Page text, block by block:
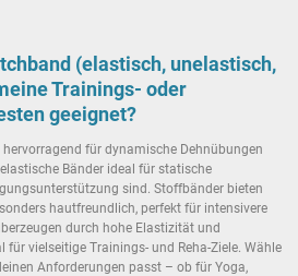
(elastisch, unelastisch,
Trainings- oder
geeignet?
für dynamische Dehnübungen
Bänder ideal für statische
sind. Stoffbänder bieten
hautfreundlich, perfekt für intensivere
durch hohe Elastizität und
für vielseitige Trainings- und Reha-Ziele. Wähle
Anforderungen passt – ob für Yoga,